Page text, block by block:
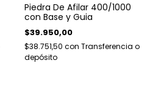
Piedra De Afilar 400/1000
con Base y Guia
$39.950,00
$38.751,50 con Transferencia o
depósito